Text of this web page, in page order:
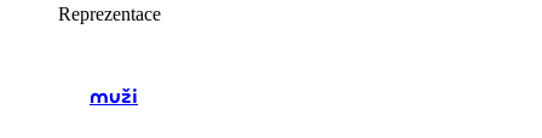
Reprezentace
muži